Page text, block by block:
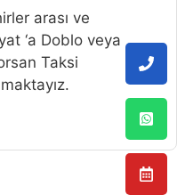
arası ve
‘a Doblo veya
Taksi